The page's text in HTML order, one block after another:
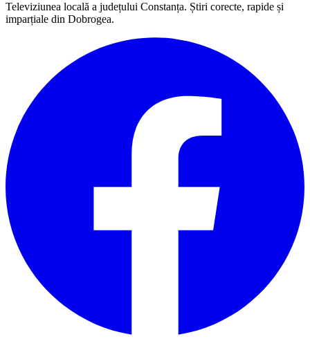
Televiziunea locală a județului Constanța. Știri corecte, rapide și
imparțiale din Dobrogea.